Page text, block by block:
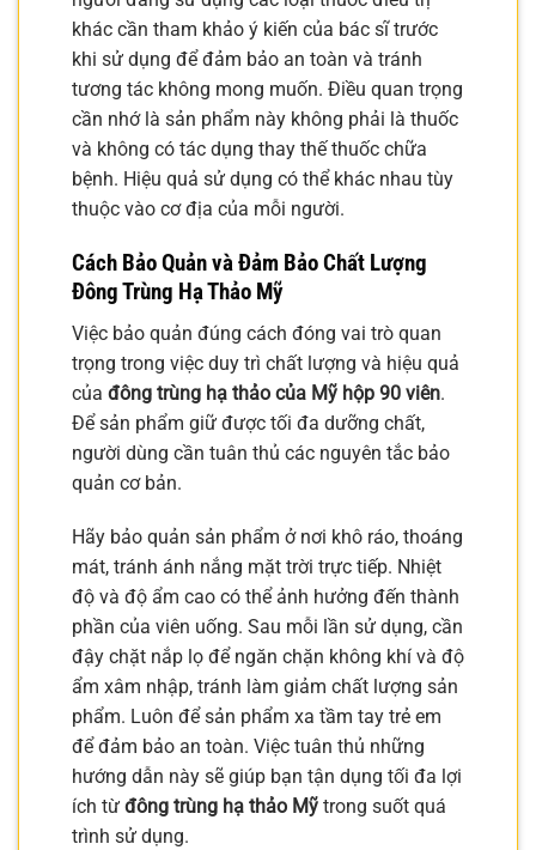
khác cần tham khảo ý kiến của bác sĩ trước
khi sử dụng để đảm bảo an toàn và tránh
tương tác không mong muốn. Điều quan trọng
cần nhớ là sản phẩm này không phải là thuốc
và không có tác dụng thay thế thuốc chữa
bệnh. Hiệu quả sử dụng có thể khác nhau tùy
thuộc vào cơ địa của mỗi người.
Cách Bảo Quản và Đảm Bảo Chất Lượng
Đông Trùng Hạ Thảo Mỹ
Việc bảo quản đúng cách đóng vai trò quan
trọng trong việc duy trì chất lượng và hiệu quả
của đông trùng hạ thảo của Mỹ hộp 90 viên.
Để sản phẩm giữ được tối đa dưỡng chất,
người dùng cần tuân thủ các nguyên tắc bảo
quản cơ bản.
Hãy bảo quản sản phẩm ở nơi khô ráo, thoáng
mát, tránh ánh nắng mặt trời trực tiếp. Nhiệt
độ và độ ẩm cao có thể ảnh hưởng đến thành
phần của viên uống. Sau mỗi lần sử dụng, cần
đậy chặt nắp lọ để ngăn chặn không khí và độ
ẩm xâm nhập, tránh làm giảm chất lượng sản
phẩm. Luôn để sản phẩm xa tầm tay trẻ em
để đảm bảo an toàn. Việc tuân thủ những
hướng dẫn này sẽ giúp bạn tận dụng tối đa lợi
ích từ đông trùng hạ thảo Mỹ trong suốt quá
trình sử dụng.